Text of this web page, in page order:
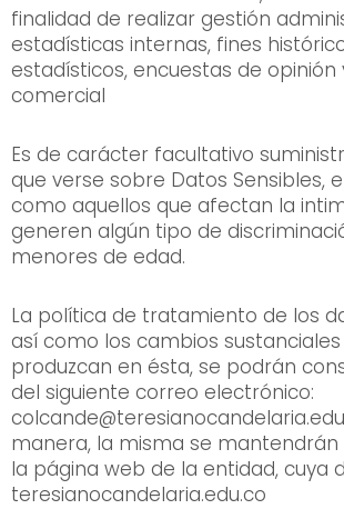
finalidad de realizar gestión
estadísticas internas, fines
estadísticos, encuestas de
comercial
Es de carácter facultativo
que verse sobre Datos Sensibles,
como aquellos que afectan la
generen algún tipo de
menores de edad.
La política de tratamiento de los
así como los cambios
produzcan en ésta, se podrán
del siguiente correo electrónico:
manera, la misma se mantendrán
la página web de la entidad, cuya
teresianocandelaria.edu.co